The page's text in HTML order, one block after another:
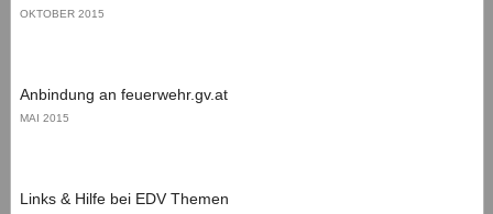
OKTOBER 2015
Anbindung an feuerwehr.gv.at
MAI 2015
Links & Hilfe bei EDV Themen